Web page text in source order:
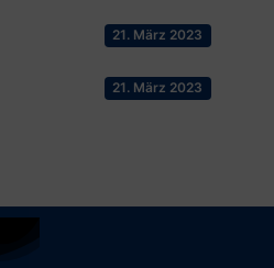
21. März 2023
21. März 2023